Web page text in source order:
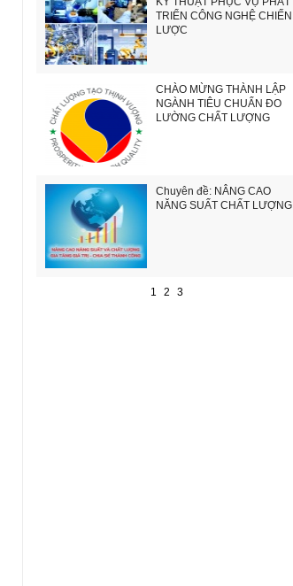
TRIỂN CÔNG NGHỆ CHIẾN
LƯỢC
CHÀO MỪNG THÀNH LẬP
NGÀNH TIÊU CHUẨN ĐO
LƯỜNG CHẤT LƯỢNG
Chuyên đề: NÂNG CAO
NĂNG SUẤT CHẤT LƯỢNG
1 2 3